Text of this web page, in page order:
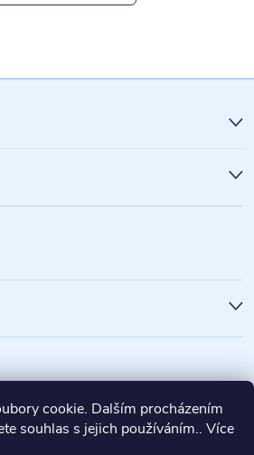
cookie. Dalším procházením
souhlas s jejich používáním.. Více